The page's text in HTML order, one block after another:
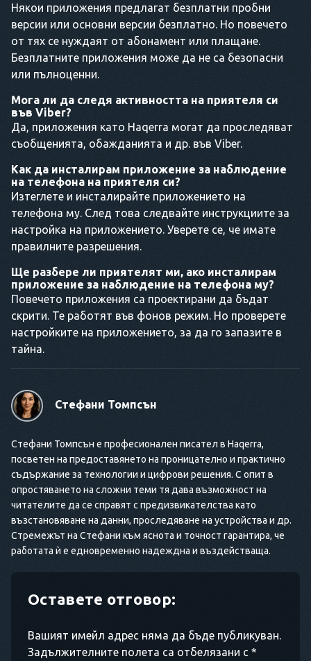
Някои приложения предлагат безплатни пробни
версии или основни версии безплатно. Но повечето
от тях се нуждаят от абонамент или плащане.
Безплатните приложения може да не са безопасни
или пълноценни.
Мога ли да следя активността на приятеля си
във Viber?
Да, приложения като Haqerra могат да проследяват
съобщенията, обажданията и др. във Viber.
Как да инсталирам приложение за наблюдение
на телефона на приятеля си?
Изтеглете и инсталирайте приложението на
телефона му. След това следвайте инструкциите за
настройка на приложението. Уверете се, че имате
правилните разрешения.
Ще разбере ли приятелят ми, ако инсталирам
приложение за наблюдение на телефона му?
Повечето приложения са проектирани да бъдат
скрити. Те работят във фонов режим. Но проверете
настройките на приложението, за да го запазите в
тайна.
Стефани Томпсън
Стефани Томпсън е професионален писател в Haqerra,
посветен на предоставянето на проницателно и практично
съдържание за технологии и цифрови решения. С опит в
опростяването на сложни теми тя дава възможност на
читателите да се справят с предизвикателства като
възстановяване на данни, проследяване на устройства и др.
Стремежът на Стефани към яснота и точност гарантира, че
работата ѝ е едновременно надеждна и въздействаща.
Оставете отговор:
Вашият имейл адрес няма да бъде публикуван.
Задължителните полета са отбелязани с *